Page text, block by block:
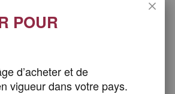
POUR
d’acheter et de
vigueur dans votre pays.